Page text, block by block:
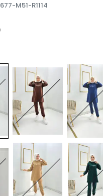
M51-R1114